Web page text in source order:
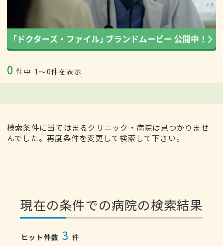
0 件中 1〜0件を表示
検索条件に当てはまるクリニック・病院は見つかりませ
んでした。再度条件を変更して検索して下さい。
現在の条件での病院の検索結果
ヒット件数 3 件